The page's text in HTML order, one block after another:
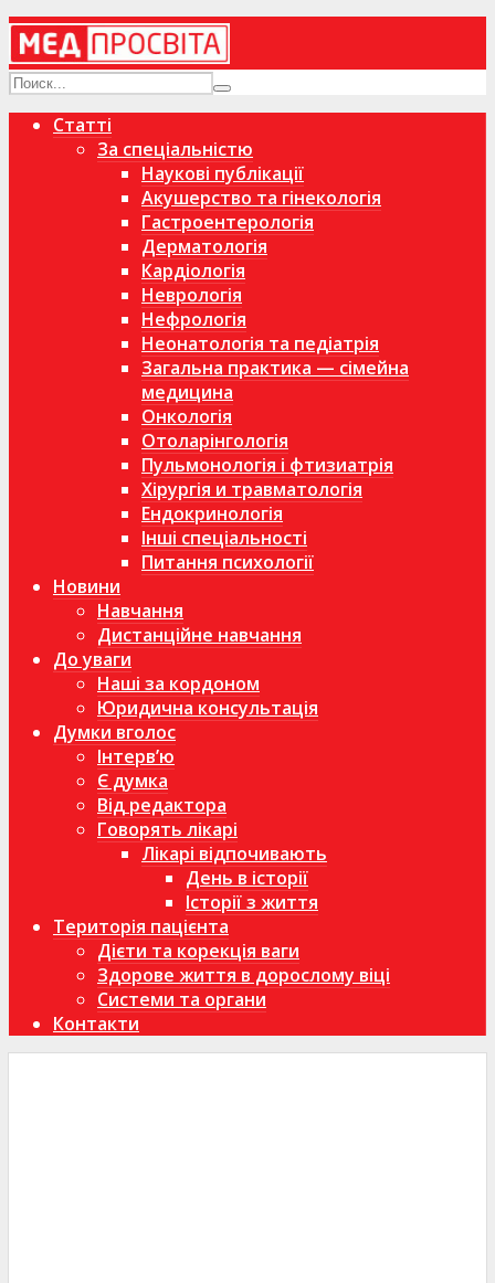
Статті
За спеціальністю
Наукові публікації
Акушерство та гінекологія
Гастроентерологія
Дерматологія
Кардіологія
Неврологія
Нефрологія
Неонатологія та педіатрія
Загальна практика — сімейна
медицина
Онкологія
Отоларінгологія
Пульмонологія і фтизиатрія
Хірургія и травматологія
Ендокринологія
Інші спеціальності
Питання психології
Новини
Навчання
Дистанційне навчання
До уваги
Наші за кордоном
Юридична консультація
Думки вголос
Інтерв’ю
Є думка
Від редактора
Говорять лікарі
Лікарі відпочивають
День в історії
Історії з життя
Територія пацієнта
Дієти та корекція ваги
Здорове життя в дорослому віці
Системи та органи
Контакти